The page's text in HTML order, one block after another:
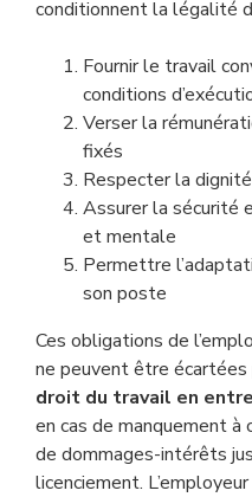
conditionnent la légalité
Fournir le travail
conditions
Verser la
fixés
Respecter la
Assurer la sécurité
et mentale
Permettre
son poste
Ces obligations de
ne peuvent être écartées
droit du travail en
en cas de manquement
de dommages-intérêts
licenciement.